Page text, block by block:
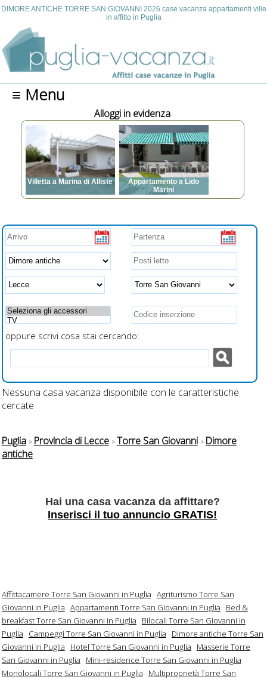
DIMORE ANTICHE TORRE SAN GIOVANNI 2026 case vacanza appartamenti ville
in affitto in Puglia
≡ Menu
Alloggi in evidenza
Villetta a Marina di Alliste
Posti letto: da 3 a 7
Animali ammessi,
Barbecue, Spazi esterni,
Zanzariere, Internet
Appartamento a Lido
Marini
Lavatrice, Animali
ammessi, Barbecue,
Spazi esterni, Zanzariere,
ventilatori a soffitto, asse
e ferro da stiro,
asciugacapelli, prese USB
ricarica veloce
smartphone
oppure scrivi cosa stai cercando:
Nessuna casa vacanza disponibile con le caratteristiche
cercate
Puglia Provincia di Lecce Torre San Giovanni
Dimore
antiche
Hai una casa vacanza da affittare?
Inserisci il tuo annuncio GRATIS!
Affittacamere Torre San Giovanni in Puglia Agriturismo Torre San
Giovanni in Puglia Appartamenti Torre San Giovanni in Puglia
Bed &
breakfast Torre San Giovanni in Puglia
Bilocali Torre San Giovanni in
Puglia
Campeggi Torre San Giovanni in Puglia
Dimore antiche Torre San
Giovanni in Puglia
Hotel Torre San Giovanni in Puglia
Masserie Torre
San Giovanni in Puglia
Mini-residence Torre San Giovanni in Puglia
Monolocali Torre San Giovanni in Puglia
Multiproprietà Torre San